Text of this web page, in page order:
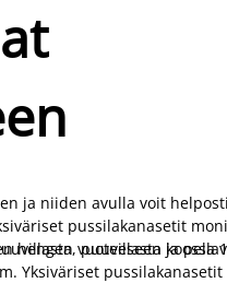
ja niiden avulla voit
pussilakanasetit
puuvillasta ja
hengen vuoteeseen koossa
Yksiväriset